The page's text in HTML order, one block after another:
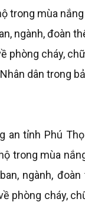
trong mùa
ngành, đoàn
phòng cháy,
dân trong
an tỉnh Phú
trong mùa
ngành,
phòng cháy,